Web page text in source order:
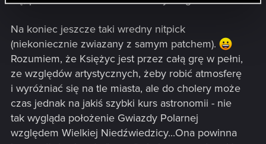
Na koniec jeszcze taki wredny nitpick
(niekoniecznie zwiazany z samym patchem).
Rozumiem, że Księżyc jest przez całą grę w pełni,
ze względów artystycznych, żeby robić atmosferę
i wyróżniać się na tle miasta, ale do cholery może
czas jednak na jakiś szybki kurs astronomii - nie
tak wygląda położenie Gwiazdy Polarnej
względem Wielkiej Niedźwiedzicy...Ona powinna